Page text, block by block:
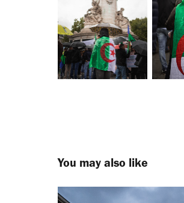
You may also like